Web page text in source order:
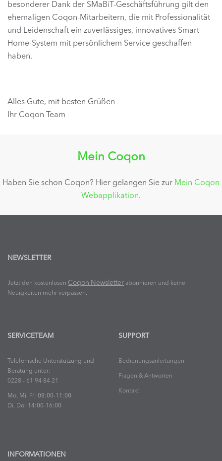
besonderer Dank der SMaBiT-Geschäftsführung gilt den
ehemaligen Coqon-Mitarbeitern, die mit Professionalität
und Leidenschaft ein zuverlässiges, innovatives Smart-
Home-System mit persönlichem Service geschaffen
haben.
Alles Gute, mit besten Grüßen
Ihr Coqon Team
Mein Coqon
Haben Sie schon Coqon? Hier gelangen Sie zur Mein Coqon
Webapplikation.
NEWSLETTER
Jetzt den kostenlosen Coqon Newsletter abonnieren und keine
Neuigkeiten mehr verpassen.
SERVICETEAM
Telefonische Unterstützung und
Beratung unter:
0228 - 61 94 84 21
Mo, Mi. Fr: 08:00-11:00
Di, Do: 14:00-16:00
SUPPORT
Bedienungsanleitungen
Fragen & Antworten
Kontakt
INFORMATIONEN